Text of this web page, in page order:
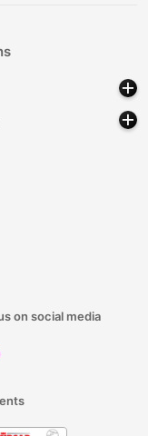
on social media